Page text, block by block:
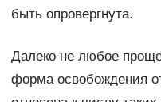
быть опровергнута.
Далеко не любое
форма освобождения